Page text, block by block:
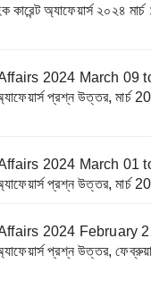
অ্যাফেয়ার্স ২০২৪
2024 March 09
প্রশ্ন উত্তর, মার্চ
2024 March 01
প্রশ্ন উত্তর, মার্চ
2024 February
প্রশ্ন উত্তর,